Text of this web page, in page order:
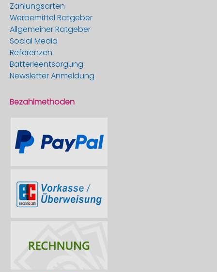
Zahlungsarten
Werbemittel Ratgeber
Allgemeiner Ratgeber
Social Media
Referenzen
Batterieentsorgung
Newsletter Anmeldung
Bezahlmethoden